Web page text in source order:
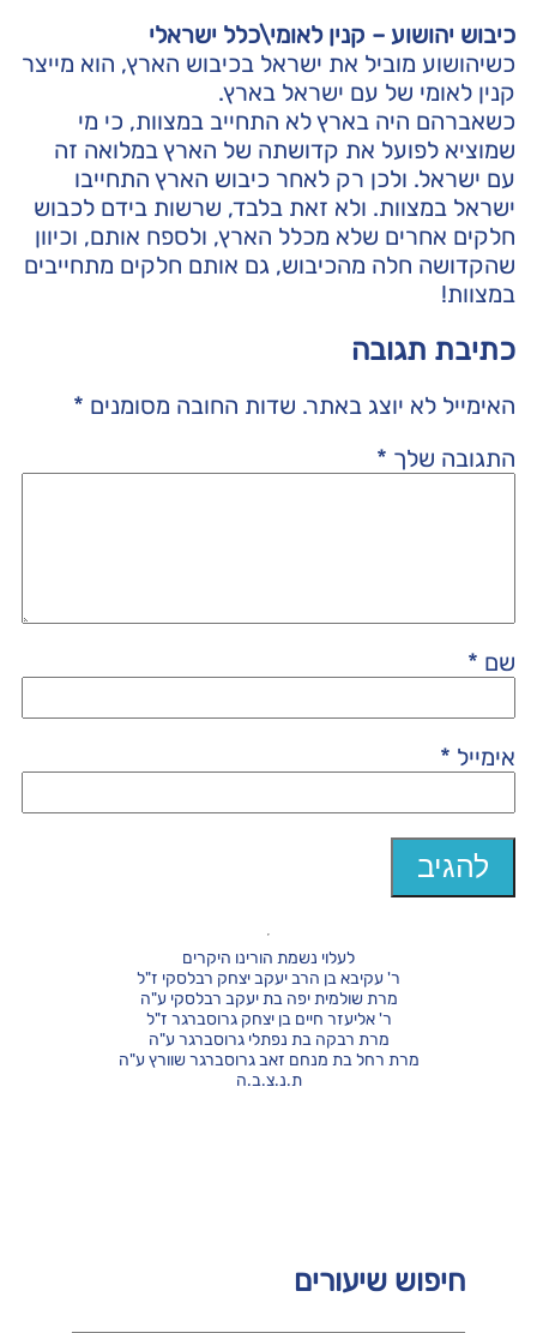
כיבוש יהושוע – קנין לאומי\כלל ישראלי
כשיהושוע מוביל את ישראל בכיבוש הארץ, הוא מייצר
קנין לאומי של עם ישראל בארץ.
כשאברהם היה בארץ לא התחייב במצוות, כי מי
שמוציא לפועל את קדושתה של הארץ במלואה זה
עם ישראל. ולכן רק לאחר כיבוש הארץ התחייבו
ישראל במצוות. ולא זאת בלבד, שרשות בידם לכבוש
חלקים אחרים שלא מכלל הארץ, ולספח אותם, וכיוון
שהקדושה חלה מהכיבוש, גם אותם חלקים מתחייבים
במצוות!
כתיבת תגובה
האימייל לא יוצג באתר. שדות החובה מסומנים *
התגובה שלך *
שם *
אימייל *
חיפוש שיעורים
לעלוי נשמת הורינו היקרים
ר' עקיבא בן הרב יעקב יצחק רבלסקי ז"ל
מרת שולמית יפה בת יעקב רבלסקי ע"ה
ר' אליעזר חיים בן יצחק גרוסברגר ז"ל
מרת רבקה בת נפתלי גרוסברגר ע"ה
מרת רחל בת מנחם זאב גרוסברגר שוורץ ע"ה
ת.נ.צ.ב.ה